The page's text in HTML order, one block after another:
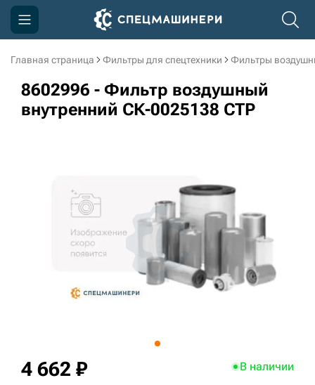
Главная страница Фильтры для спецтехники Фильтры
8602996 - Фильтр воздушный
внутренний СК-0025138 CTP
4 662 ₽ В наличии
Компания
Акции
3D тур по производству
3D тур по складам
sksale@skdst.ru